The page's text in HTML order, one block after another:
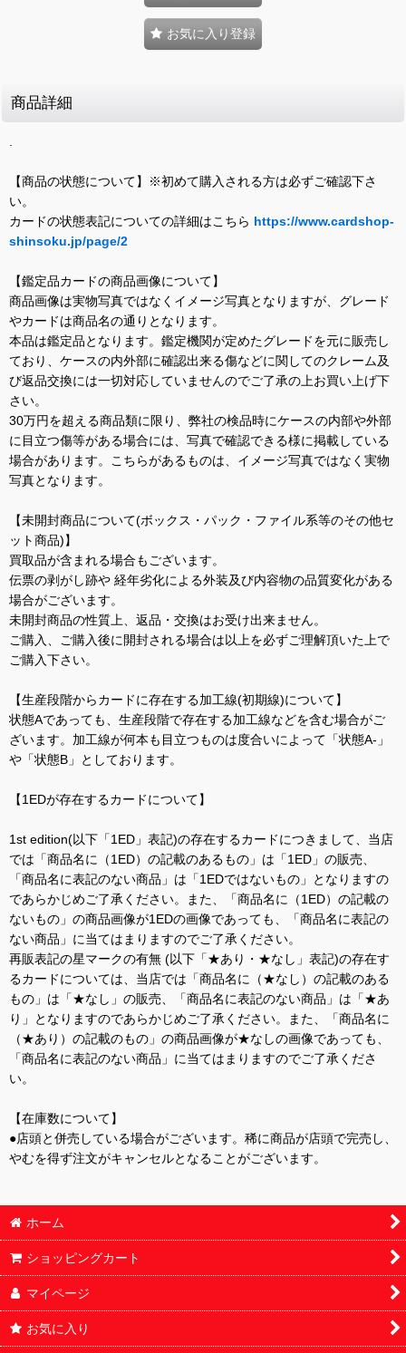
お気に入り登録
商品詳細
.
【商品の状態について】※初めて購入される方は必ずご確認下さ
い。
カードの状態表記についての詳細はこちら https://www.cardshop-
shinsoku.jp/page/2
【鑑定品カードの商品画像について】
商品画像は実物写真ではなくイメージ写真となりますが、グレード
やカードは商品名の通りとなります。
本品は鑑定品となります。鑑定機関が定めたグレードを元に販売し
ており、ケースの内外部に確認出来る傷などに関してのクレーム及
び返品交換には一切対応していませんのでご了承の上お買い上げ下
さい。
30万円を超える商品類に限り、弊社の検品時にケースの内部や外部
に目立つ傷等がある場合には、写真で確認できる様に掲載している
場合があります。こちらがあるものは、イメージ写真ではなく実物
写真となります。
【未開封商品について(ボックス・パック・ファイル系等のその他セ
ット商品)】
買取品が含まれる場合もございます。
伝票の剥がし跡や 経年劣化による外装及び内容物の品質変化がある
場合がございます。
未開封商品の性質上、返品・交換はお受け出来ません。
ご購入、ご購入後に開封される場合は以上を必ずご理解頂いた上で
ご購入下さい。
【生産段階からカードに存在する加工線(初期線)について】
状態Aであっても、生産段階で存在する加工線などを含む場合がご
ざいます。加工線が何本も目立つものは度合いによって「状態A-」
や「状態B」としております。
【1EDが存在するカードについて】
1st edition(以下「1ED」表記)の存在するカードにつきまして、当店
では「商品名に（1ED）の記載のあるもの」は「1ED」の販売、
「商品名に表記のない商品」は「1EDではないもの」となりますの
であらかじめご了承ください。また、「商品名に（1ED）の記載の
ないもの」の商品画像が1EDの画像であっても、「商品名に表記の
ない商品」に当てはまりますのでご了承ください。
再販表記の星マークの有無 (以下「★あり・★なし」表記)の存在す
るカードについては、当店では「商品名に（★なし）の記載のある
もの」は「★なし」の販売、「商品名に表記のない商品」は「★あ
り」となりますのであらかじめご了承ください。また、「商品名に
（★あり）の記載のもの」の商品画像が★なしの画像であっても、
「商品名に表記のない商品」に当てはまりますのでご了承くださ
い。
【在庫数について】
●店頭と併売している場合がございます。稀に商品が店頭で完売し、
やむを得ず注文がキャンセルとなることがございます。
ホーム
ショッピングカート
マイページ
お気に入り